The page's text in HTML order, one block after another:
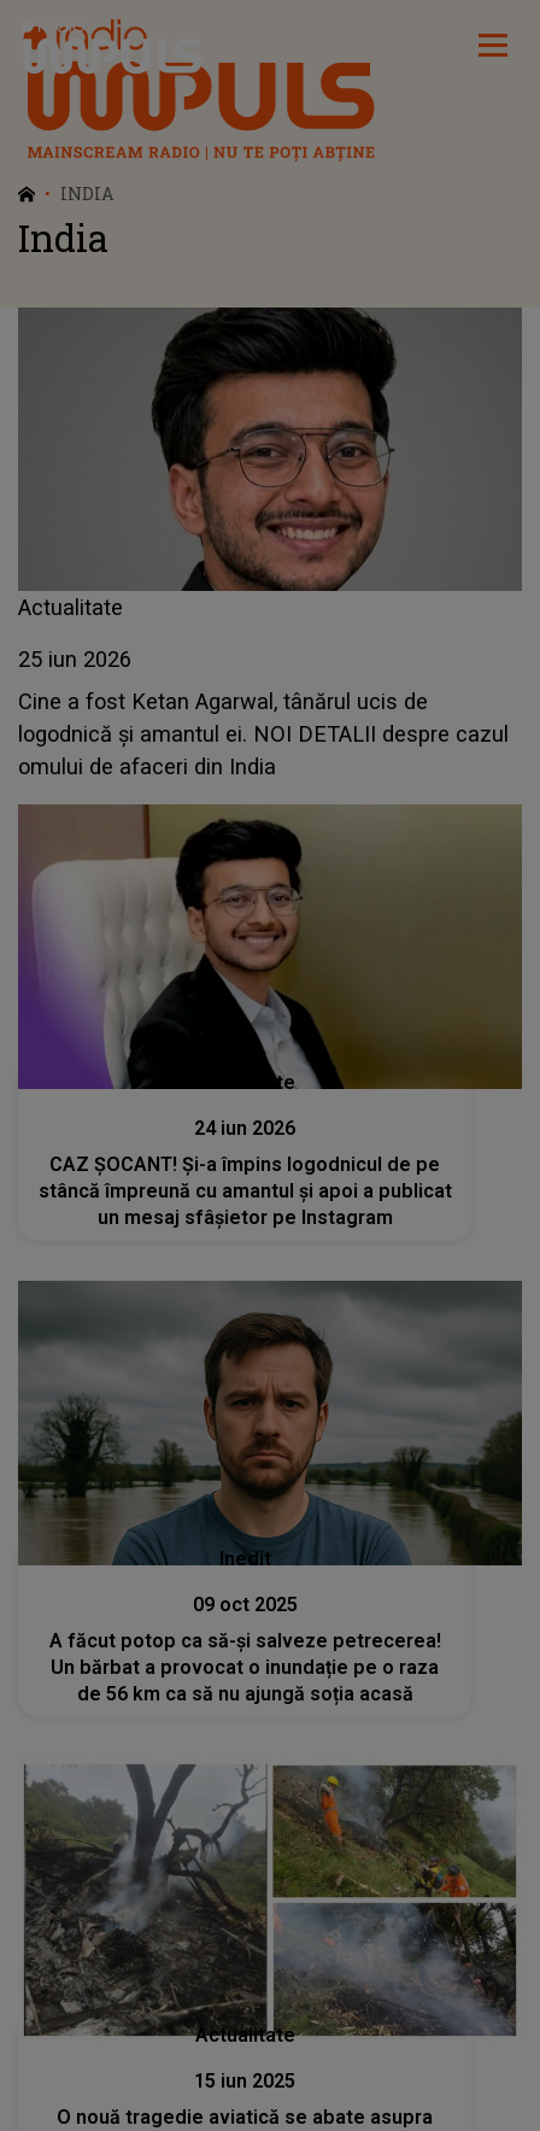
Radio Impuls
INDIA
India
Actualitate
25 iun 2026
Cine a fost Ketan Agarwal, tânărul ucis de
logodnică și amantul ei. NOI DETALII despre cazul
omului de afaceri din India
Actualitate
24 iun 2026
CAZ ȘOCANT! Și-a împins logodnicul de pe
stâncă împreună cu amantul și apoi a publicat
un mesaj sfâșietor pe Instagram
Inedit
09 oct 2025
A făcut potop ca să-și salveze petrecerea!
Un bărbat a provocat o inundație pe o raza
de 56 km ca să nu ajungă soția acasă
Actualitate
15 iun 2025
O nouă tragedie aviatică se abate asupra